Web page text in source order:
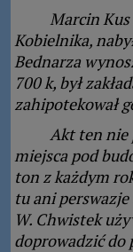
Marcin Kus
Kobielnika,
Bednarza
700 k, był
zahipotekował
Akt ten nie
miejsca pod
ton z każdym
tu ani
W. Chwistek
doprowadzić do